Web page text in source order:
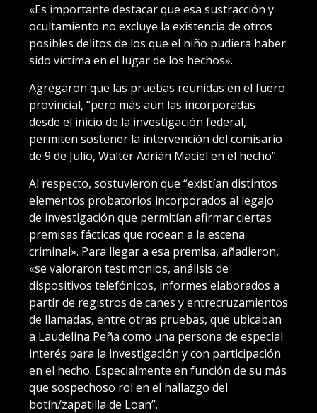
«Es importante destacar que esa sustracción y
ocultamiento no excluye la existencia de otros
posibles delitos de los que el niño pudiera haber
sido víctima en el lugar de los hechos».
Agregaron que las pruebas reunidas en el fuero
provincial, “pero más aún las incorporadas
desde el inicio de la investigación federal,
permiten sostener la intervención del comisario
de 9 de Julio, Walter Adrián Maciel en el hecho”.
Al respecto, sostuvieron que “existían distintos
elementos probatorios incorporados al legajo
de investigación que permitían afirmar ciertas
premisas fácticas que rodean a la escena
criminal». Para llegar a esa premisa, añadieron,
«se valoraron testimonios, análisis de
dispositivos telefónicos, informes elaborados a
partir de registros de canes y entrecruzamientos
de llamadas, entre otras pruebas, que ubicaban
a Laudelina Peña como una persona de especial
interés para la investigación y con participación
en el hecho. Especialmente en función de su más
que sospechoso rol en el hallazgo del
botín/zapatilla de Loan”.